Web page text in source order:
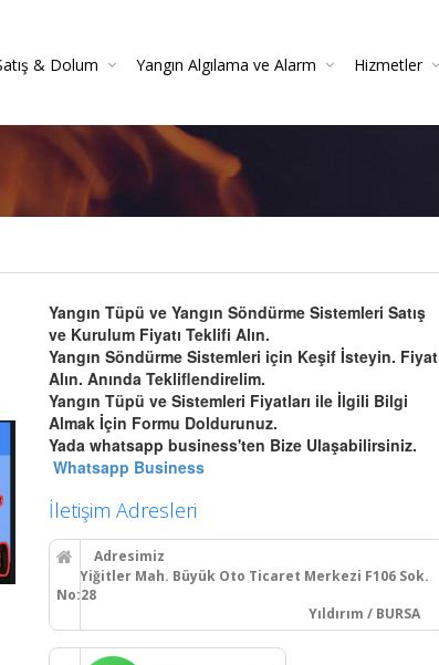
& Dolum Yangın Algılama ve Alarm Hizmetler
Yangın Tüpü ve Yangın Söndürme Sistemleri Satış
ve Kurulum Fiyatı Teklifi Alın.
Yangın Söndürme Sistemleri için Keşif İsteyin. Fiyat
Alın. Anında Tekliflendirelim.
Yangın Tüpü ve Sistemleri Fiyatları ile İlgili Bilgi
Almak İçin Formu Doldurunuz.
Yada whatsapp business'ten Bize Ulaşabilirsiniz.
Whatsapp Business
İletişim Adresleri
Adresimiz
Yiğitler Mah. Büyük Oto Ticaret Merkezi F106 Sok.
No:28
Yıldırım / BURSA